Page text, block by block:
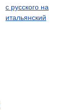
с русского на
итальянский